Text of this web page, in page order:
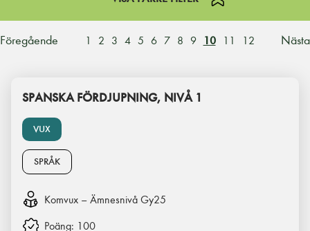
Föregående 1 2 3 4 5 6 7 8 9 10 11 12 Nästa
VUX
SPANSKA FÖRDJUPNING, NIVÅ 1
SPRÅK
Komvux – Ämnesnivå Gy25
Poäng: 100